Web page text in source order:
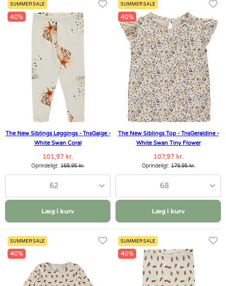
SUMMER SALE
40%
The New Siblings Leggings - TnsGaige -
White Swan Coral
101,97 kr.
Oprindeligt:169,95 kr.
62
Læg i kurv
SUMMER SALE
40%
The New Siblings Top - TnsGeraldine -
White Swan Tiny Flower
107,97 kr.
Oprindeligt:179,95 kr.
68
Læg i kurv
SUMMER SALE
40%
SUMMER SALE
40%